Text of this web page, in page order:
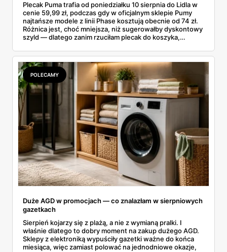
Plecak Puma trafia od poniedziałku 10 sierpnia do Lidla w
cenie 59,99 zł, podczas gdy w oficjalnym sklepie Pumy
najtańsze modele z linii Phase kosztują obecnie od 74 zł.
Różnica jest, choć mniejsza, niż sugerowałby dyskontowy
szyld — dlatego zanim rzuciłam plecak do koszyka,
rozpiska: co dokładnie sprzedaje Lidl, ile kosztują
odpowiedniki u producenta i komu ten zakup naprawdę
się opłaci.
POLECAMY
Duże AGD w promocjach — co znalazłam w sierpniowych
gazetkach
Sierpień kojarzy się z plażą, a nie z wymianą pralki. I
właśnie dlatego to dobry moment na zakup dużego AGD.
Sklepy z elektroniką wypuściły gazetki ważne do końca
miesiąca, więc zamiast polować na jednodniowe okazje,